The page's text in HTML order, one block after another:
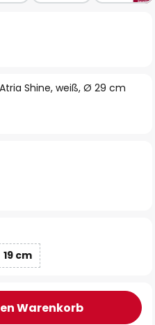
Shine, weiß, Ø 29 cm
19 cm
Warenkorb